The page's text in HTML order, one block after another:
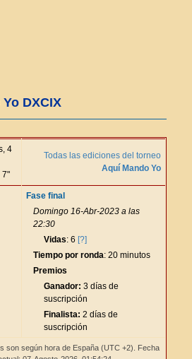
DXCIX
4
7"
Todas las ediciones del torneo
Aquí Mando Yo
Fase final
Domingo 16-Abr-2023 a las
22:30
Vidas: 6 [?]
Tiempo por ronda: 20 minutos
Premios
Ganador: 3 días de
suscripción
Finalista: 2 días de
suscripción
son según hora de España (UTC +2). Fecha